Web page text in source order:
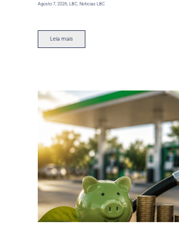
Agosto 7, 2026,LBC,Noticias LBC
Leia mais